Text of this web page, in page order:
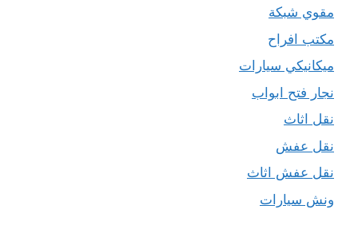
مقوي شبكة
مكتب افراح
ميكانيكي سيارات
نجار فتح ابواب
نقل اثاث
نقل عفش
نقل عفش اثاث
ونش سيارات